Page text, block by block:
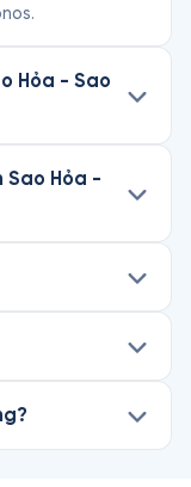
Hỏa - Sao
Sao Hỏa -